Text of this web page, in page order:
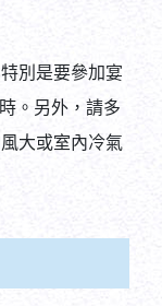
別是要參加宴
。另外，請多
大或室內冷氣
樂設施、房型選